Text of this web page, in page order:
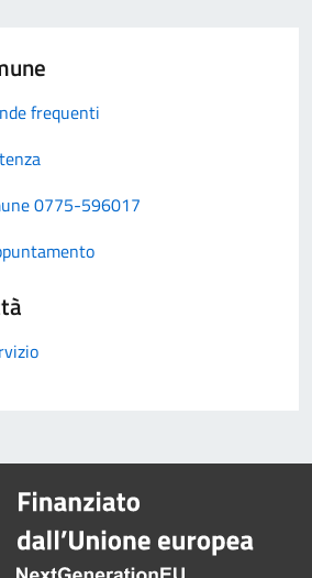
frequenti
0775-596017